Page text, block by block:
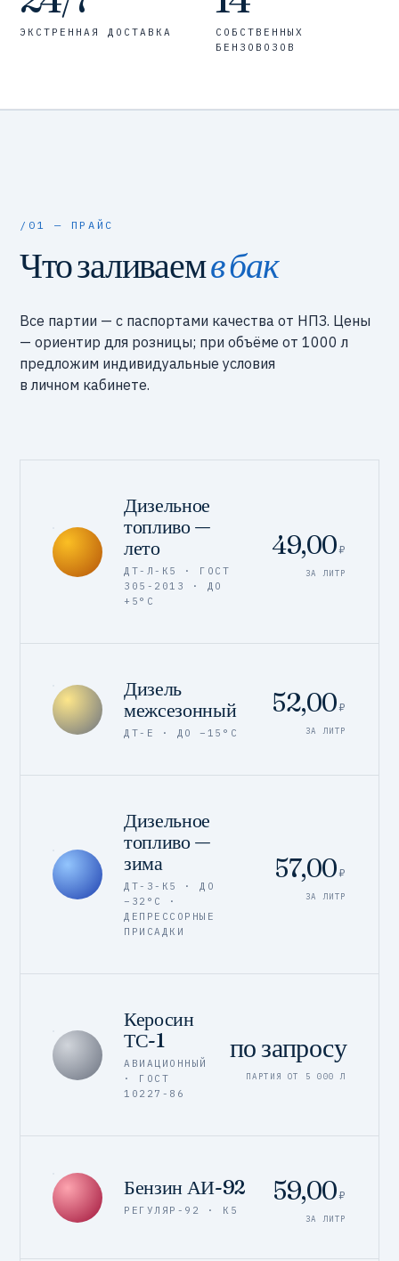
ЭКСТРЕННАЯ ДОСТАВКА
СОБСТВЕННЫХ
БЕНЗОВОЗОВ
/01 — ПРАЙС
Что заливаемв бак
Все партии — с паспортами качества от НПЗ. Цены
— ориентир для розницы; при объёме от 1000 л
предложим индивидуальные условия
в личном кабинете.
Дизельное
топливо —
лето
ДТ-Л-К5 · ГОСТ
305-2013 · ДО
+5°C
49,00₽
ЗА ЛИТР
Дизель
межсезонный
ДТ-Е · ДО −15°C
52,00₽
ЗА ЛИТР
Дизельное
топливо —
зима
ДТ-З-К5 · ДО
−32°C ·
ДЕПРЕССОРНЫЕ
ПРИСАДКИ
57,00₽
ЗА ЛИТР
Керосин
ТС-1
АВИАЦИОННЫЙ
· ГОСТ
10227-86
по запросу
ПАРТИЯ ОТ 5 000 Л
Бензин АИ-92
РЕГУЛЯР-92 · К5
59,00₽
ЗА ЛИТР